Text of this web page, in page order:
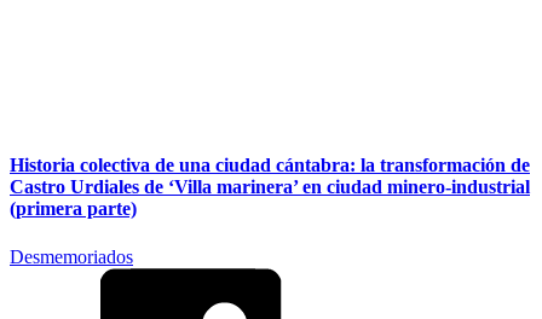
Historia colectiva de una ciudad cántabra: la transformación de
Castro Urdiales de ‘Villa marinera’ en ciudad minero-industrial
(primera parte)
Desmemoriados